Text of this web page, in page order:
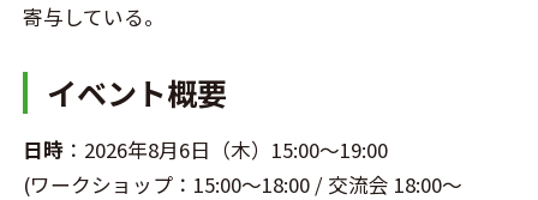
寄与している。
イベント概要
日時：2026年8月6日（木）15:00〜19:00
(ワークショップ：15:00〜18:00 / 交流会 18:00〜